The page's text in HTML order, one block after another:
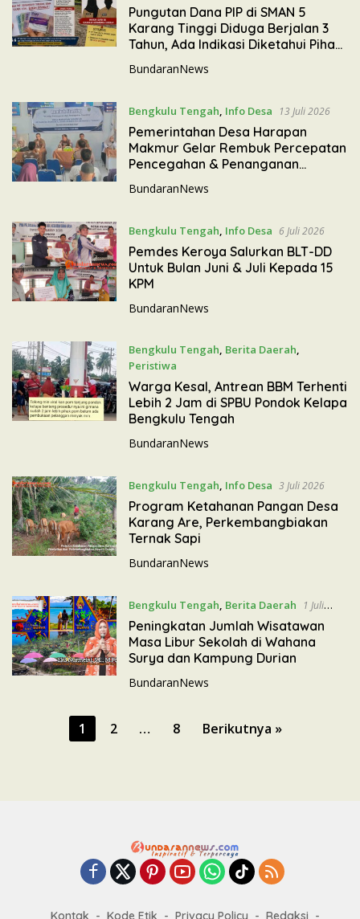
15 Juli 2026
Pungutan Dana PIP di SMAN 5
Karang Tinggi Diduga Berjalan 3
Tahun, Ada Indikasi Diketahui Pihak
Sekolah
BundaranNews
Bengkulu Tengah, Info Desa 13 Juli 2026
Pemerintahan Desa Harapan
Makmur Gelar Rembuk Percepatan
Pencegahan & Penanganan
Stunting
BundaranNews
Bengkulu Tengah, Info Desa 6 Juli 2026
Pemdes Keroya Salurkan BLT-DD
Untuk Bulan Juni & Juli Kepada 15
KPM
BundaranNews
Bengkulu Tengah, Berita Daerah,
Peristiwa
5 Juli 2026
Warga Kesal, Antrean BBM Terhenti
Lebih 2 Jam di SPBU Pondok Kelapa
Bengkulu Tengah
BundaranNews
Bengkulu Tengah, Info Desa 3 Juli 2026
Program Ketahanan Pangan Desa
Karang Are, Perkembangbiakan
Ternak Sapi
BundaranNews
Bengkulu Tengah, Berita Daerah
1 Juli
2026
Peningkatan Jumlah Wisatawan
Masa Libur Sekolah di Wahana
Surya dan Kampung Durian
BundaranNews
1 2 … 8 Berikutnya »
Kontak Kode Etik Privacy Policy Redaksi